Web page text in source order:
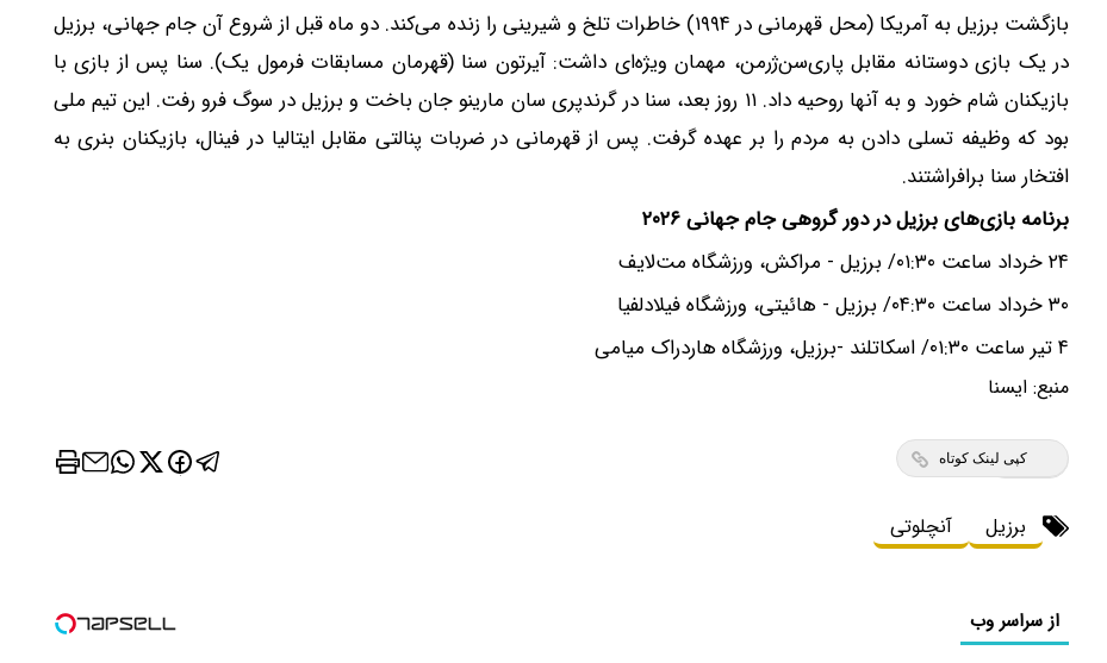
بازگشت برزیل به آمریکا (محل قهرمانی در ۱۹۹۴) خاطرات تلخ و شیرینی را زنده می‌کند. دو ماه قبل از شروع آن جام جهانی، برزیل
در یک بازی دوستانه مقابل پاری‌سن‌ژرمن، مهمان ویژه‌ای داشت: آیرتون سنا (قهرمان مسابقات فرمول یک). سنا پس از بازی با
بازیکنان شام خورد و به آنها روحیه داد. ۱۱ روز بعد، سنا در گرندپری سان مارینو جان باخت و برزیل در سوگ فرو رفت. این تیم ملی
بود که وظیفه تسلی دادن به مردم را بر عهده گرفت. پس از قهرمانی در ضربات پنالتی مقابل ایتالیا در فینال، بازیکنان بنری به
افتخار سنا برافراشتند.
برنامه بازی‌های برزیل در دور گروهی جام جهانی ۲۰۲۶
۲۴ خرداد ساعت ۰۱:۳۰/ برزیل - مراکش، ورزشگاه مت‌لایف
۳۰ خرداد ساعت ۰۴:۳۰/ برزیل - هائیتی، ورزشگاه فیلادلفیا
۴ تیر ساعت ۰۱:۳۰/ اسکاتلند -برزیل، ورزشگاه هاردراک میامی
منبع: ايسنا
کپی لینک کوتاه
برزیل آنچلوتی
از سراسر وب